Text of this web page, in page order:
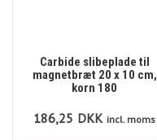
Carbide slibeplade til
magnetbræt 20 x 10 cm,
korn 180
186,25 DKK incl. moms